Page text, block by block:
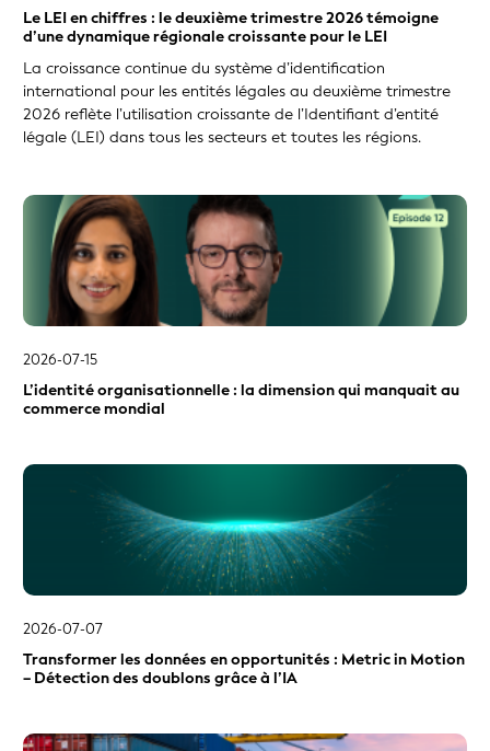
2015
Digital Trade
Données de Niveau 1 / de carte de visite (Qui est qui)
Données ouvertes
Entity Legal Form (ELF) Code List
Fichiers concaténés de la GLEIF
Formats du fichier commun de données
Gestion des données
Gestion des relations clients
Gestion des risques
Global Legal Entity Identifier Foundation (GLEIF)
Gouvernance
Identifiant d'entité juridique (LEI)
Identité numérique
Instruments dérivés de gré à gré (OTC)
Les LEI vérifiables (vLEI)
Les certificats numériques
Liste des autorités d'enregistrement
Le LEI en chiffres : le deuxième trimestre 2026 témoigne
d’une dynamique régionale croissante pour le LEI
La croissance continue du système d’identification
international pour les entités légales au deuxième trimestre
2026 reflète l’utilisation croissante de l’Identifiant d’entité
légale (LEI) dans tous les secteurs et toutes les régions.
2026-07-15
L’identité organisationnelle : la dimension qui manquait au
commerce mondial
2026-07-07
Transformer les données en opportunités : Metric in Motion
– Détection des doublons grâce à l’IA